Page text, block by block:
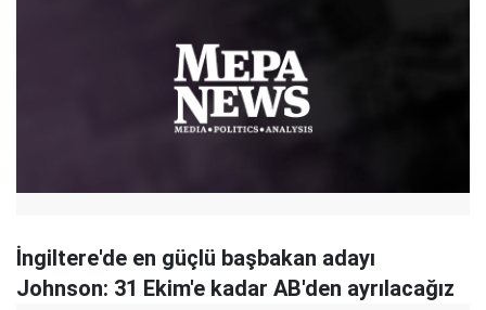
İngiltere'de en güçlü başbakan adayı
Johnson: 31 Ekim'e kadar AB'den ayrılacağız